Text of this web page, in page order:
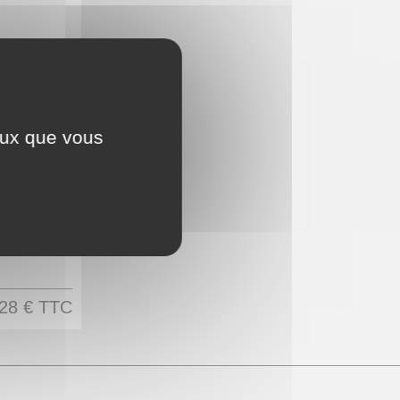
€ TTC
que vous